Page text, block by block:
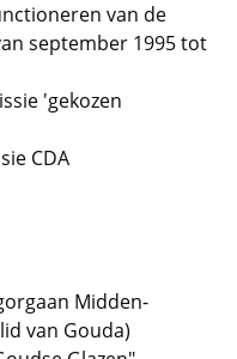
van de
september 1995 tot
'gekozen
CDA
Midden-
van Gouda)